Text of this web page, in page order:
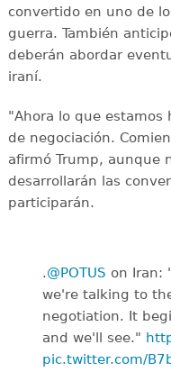
convertido en uno de
guerra. También
deberán abordar
iraní.
"Ahora lo que estamos
de negociación.
afirmó Trump, aunque
desarrollarán las
participarán.
.@POTUS on Iran:
we're talking to
negotiation. It
and we'll see."
pic.twitter.com/